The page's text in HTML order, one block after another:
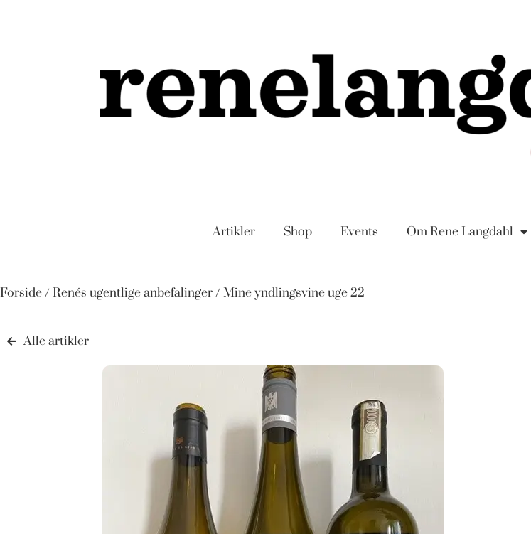
Artikler Shop Events Om Rene Langdahl
Forside/ Renés ugentlige anbefalinger/ Mine yndlingsvine uge 22
Alle artikler